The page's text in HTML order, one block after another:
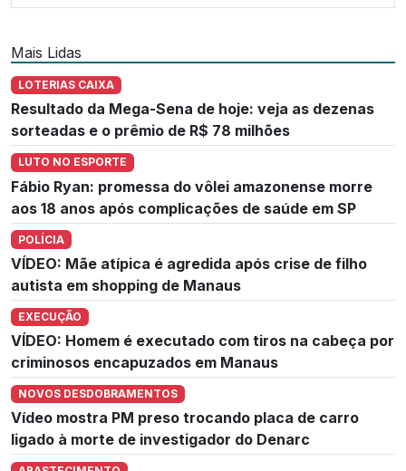
Mais Lidas
LOTERIAS CAIXA
Resultado da Mega-Sena de hoje: veja as dezenas
sorteadas e o prêmio de R$ 78 milhões
LUTO NO ESPORTE
Fábio Ryan: promessa do vôlei amazonense morre
aos 18 anos após complicações de saúde em SP
POLÍCIA
VÍDEO: Mãe atípica é agredida após crise de filho
autista em shopping de Manaus
EXECUÇÃO
VÍDEO: Homem é executado com tiros na cabeça por
criminosos encapuzados em Manaus
NOVOS DESDOBRAMENTOS
Vídeo mostra PM preso trocando placa de carro
ligado à morte de investigador do Denarc